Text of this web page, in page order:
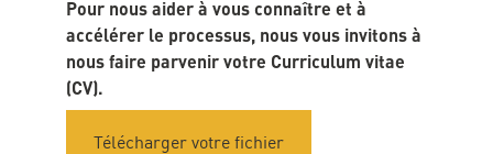
Transmettre
votre
curriculum
vitae
Pour nous aider à vous connaître et à
accélérer le processus, nous vous invitons à
nous faire parvenir votre Curriculum vitae
(CV).
Télécharger votre fichier